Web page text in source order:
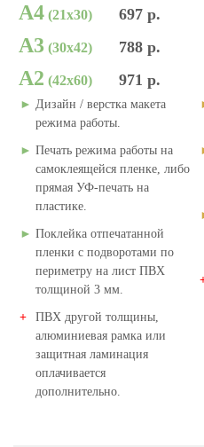
А4 (21х30) 697 р.
А3 (30х42) 788 р.
А2 (42х60) 971 р.
Дизайн / верстка макета
режима работы.
Печать режима работы на
самоклеящейся пленке, либо
прямая УФ-печать на
пластике.
Поклейка отпечатанной
пленки с подворотами по
периметру на лист ПВХ
толщиной 3 мм.
ПВХ другой толщины,
алюминиевая рамка или
защитная ламинация
оплачивается
дополнительно.